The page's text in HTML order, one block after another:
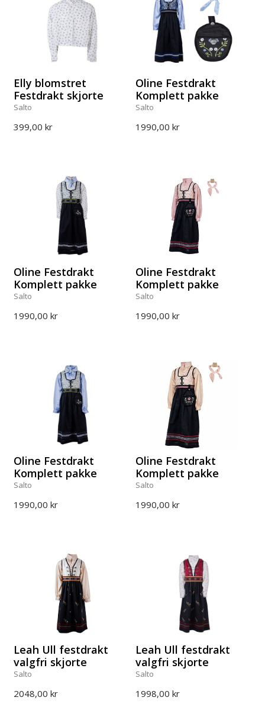
Elly blomstret
Festdrakt skjorte
Salto
399,00 kr
Oline Festdrakt
Komplett pakke
Salto
1990,00 kr
Oline Festdrakt
Komplett pakke
Salto
1990,00 kr
Oline Festdrakt
Komplett pakke
Salto
1990,00 kr
Oline Festdrakt
Komplett pakke
Salto
1990,00 kr
Oline Festdrakt
Komplett pakke
Salto
1990,00 kr
Leah Ull festdrakt
valgfri skjorte
Salto
2048,00 kr
Leah Ull festdrakt
valgfri skjorte
Salto
1998,00 kr